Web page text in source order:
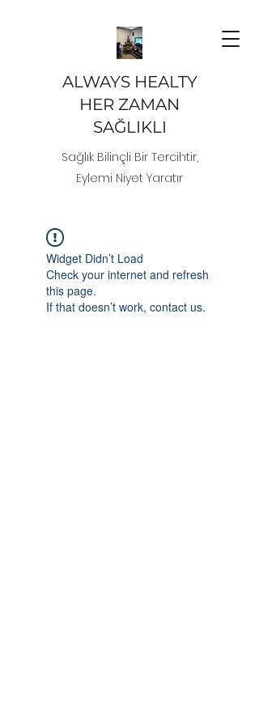
ALWAYS HEALTY
HER ZAMAN
SAĞLIKLI
Sağlık Bilinçli Bir Tercihtir,
Eylemi Niyet Yaratır
Widget Didn’t Load
Check your internet and refresh
this page.
If that doesn’t work, contact us.